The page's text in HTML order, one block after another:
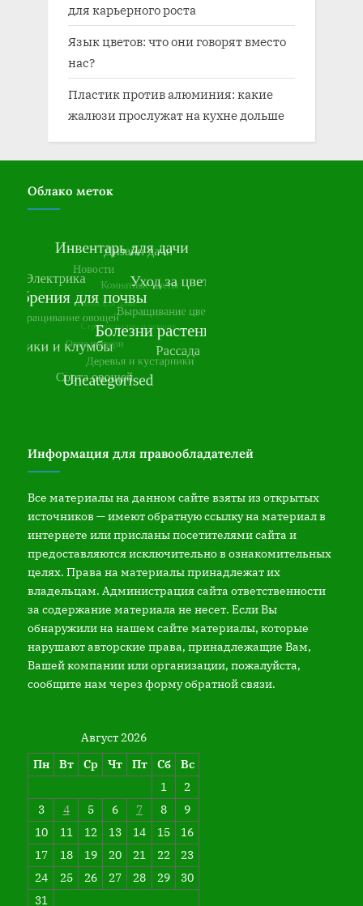
для карьерного роста
Язык цветов: что они говорят вместо
нас?
Пластик против алюминия: какие
жалюзи прослужат на кухне дольше
Облако меток
Информация для правообладателей
Все материалы на данном сайте взяты из открытых
источников — имеют обратную ссылку на материал в
интернете или присланы посетителями сайта и
предоставляются исключительно в ознакомительных
целях. Права на материалы принадлежат их
владельцам. Администрация сайта ответственности
за содержание материала не несет. Если Вы
обнаружили на нашем сайте материалы, которые
нарушают авторские права, принадлежащие Вам,
Вашей компании или организации, пожалуйста,
сообщите нам через форму обратной связи.
Август 2026
Пн
Вт Ср Чт Пт Сб
Вс
1
2
3
4 5 6 7 8
9
10
11 12 13 14 15
16
17
18 19 20 21 22
23
24
25 26 27 28 29
30
31